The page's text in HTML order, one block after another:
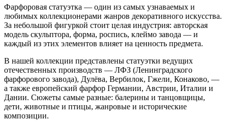
Фарфоровая статуэтка — один из самых узнаваемых и
любимых коллекционерами жанров декоративного искусства.
За небольшой фигуркой стоит целая индустрия: авторская
модель скульптора, форма, роспись, клеймо завода — и
каждый из этих элементов влияет на ценность предмета.
В нашей коллекции представлены статуэтки ведущих
отечественных производств — ЛФЗ (Ленинградского
фарфорового завода), Дулёва, Вербилок, Гжели, Конаково, —
а также европейский фарфор Германии, Австрии, Италии и
Дании. Сюжеты самые разные: балерины и танцовщицы,
дети, животные и птицы, жанровые и исторические
композиции.